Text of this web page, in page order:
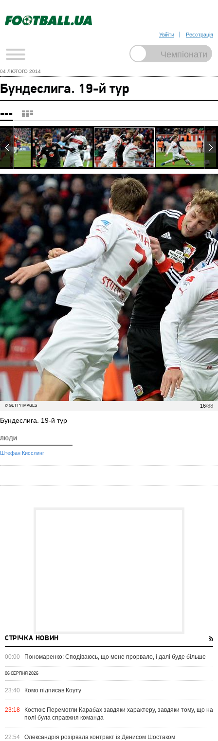
Увійти Реєстрація
04 ЛЮТОГО 2014
Бундеслига. 19-й тур
16/88
© GETTY IMAGES
Бундеслига. 19-й тур
ЛЮДИ
Штефан Кисслинг
СТРІЧКА НОВИН
00:00 Пономаренко: Сподіваюсь, що мене прорвало, і далі буде більше
06 СЕРПНЯ 2026
23:40 Комо підписав Коуту
23:18
Костюк: Перемогли Карабах завдяки характеру, завдяки тому, що на
полі була справжня команда
22:54 Олександрія розірвала контракт із Денисом Шостаком